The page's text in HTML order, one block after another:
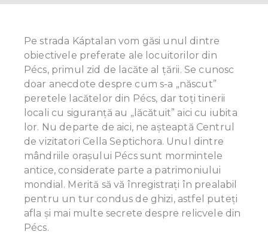
Pe strada Káptalan vom găsi unul dintre
obiectivele preferate ale locuitorilor din
Pécs, primul zid de lacăte al țării. Se cunosc
doar anecdote despre cum s-a „născut”
peretele lacătelor din Pécs, dar toți tinerii
locali cu siguranţă au „lăcătuit” aici cu iubita
lor. Nu departe de aici, ne aşteaptă Centrul
de vizitatori Cella Septichora. Unul dintre
mândriile orașului Pécs sunt mormintele
antice, considerate parte a patrimoniului
mondial. Merită să vă înregistrați în prealabil
pentru un tur condus de ghizi, astfel puteţi
afla și mai multe secrete despre relicvele din
Pécs.